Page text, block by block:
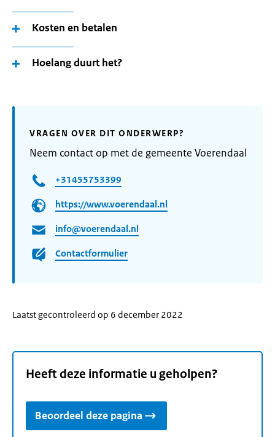
Kosten en betalen
Hoelang duurt het?
VRAGEN OVER DIT ONDERWERP?
Neem contact op met de gemeente Voerendaal
+31455753399
https://www.voerendaal.nl
info@voerendaal.nl
Contactformulier
Laatst gecontroleerd op 6 december 2022
Heeft deze informatie u geholpen?
Beoordeel deze pagina